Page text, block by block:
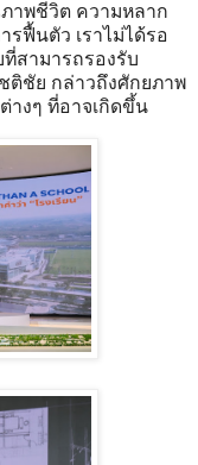
าพชีวิต ความหลาก
ฟื้นตัว เราไม่ได้รอ
สามารถรองรับ
ติชัย กล่าวถึงศักยภาพ
างๆ ที่อาจเกิดขึ้น